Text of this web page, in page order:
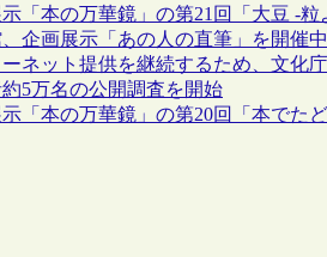
「本の万華鏡」の第21回「大豆 -
企画展示「あの人の直筆」を開催中
ネット提供を継続するため、文化
5万名の公開調査を開始
「本の万華鏡」の第20回「本でた